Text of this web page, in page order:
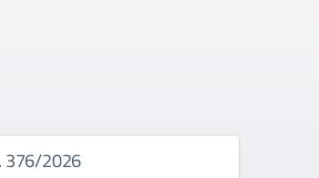
376/2026